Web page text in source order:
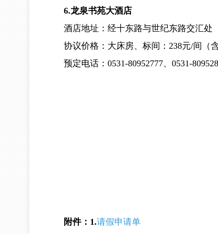
6.龙泉书苑大酒店
酒店地址：经十东路与世纪东路交汇处
协议价格：大床房、标间：238元/间（
预定电话：0531-80952777、0531-
附件：1.请假申请单